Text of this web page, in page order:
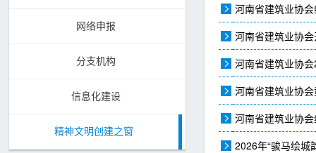
网络申报
分支机构
信息化建设
精神文明创建之窗
河南省建筑业协
河南省建筑业协
河南省建筑业协
河南省建筑业协
河南省建筑业协
2026年“骏马绘城